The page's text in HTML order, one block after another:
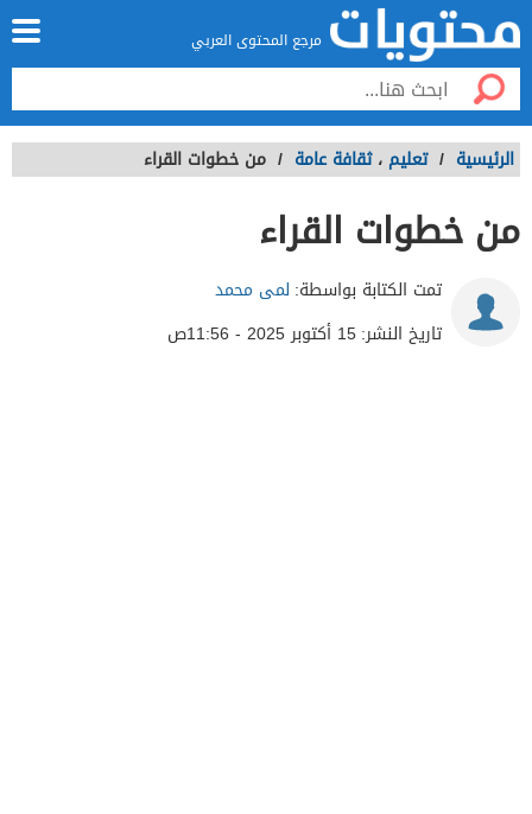
مرجع المحتوى العربي
الرئيسية / تعليم ، ثقافة عامة / من خطوات القراء
من خطوات القراء
تمت الكتابة بواسطة: لمى محمد
تاريخ النشر:15 أكتوبر 2025 - 11:56ص